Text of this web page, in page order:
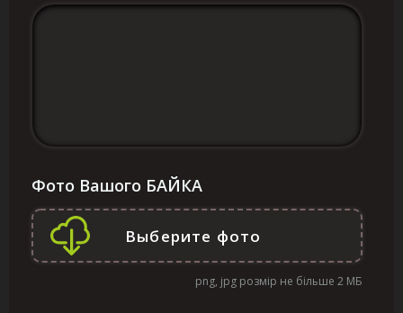
Фото Вашого БАЙКА
png, jpg розмір не більше 2 МБ